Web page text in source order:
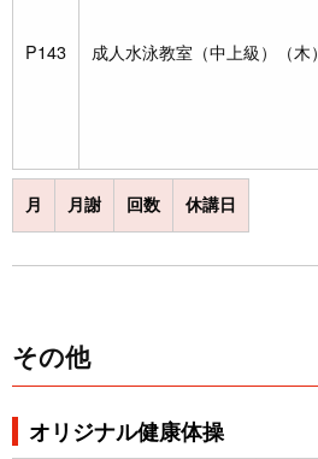
P143 成人水泳教室（中上級）（木）
月 月謝 回数 休講日
その他
オリジナル健康体操